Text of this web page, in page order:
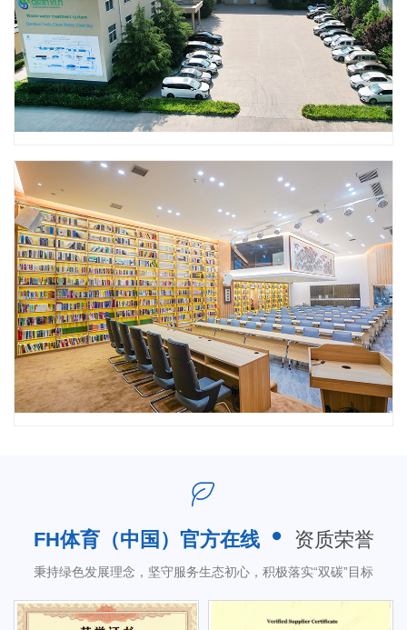
Qiankun Environmental Protection Joint Stock
Co., Ltd, is rooted in the Central Plains and
established in Xinxiang, bordering the Yellow River
to the south and the Taihang Mountains to the north.
Since its establishment, the company has been
committed to environmental governance and
ecological restoration with the aim of green
operations. Adhering to the philosophy of
"contributing to human environment and low-carbon
economy" and staying true to the original intention
of "serving ecological and environmental
protection," the company actively shoulders the
mission of promoting and disseminating diversified
environmental protection technologies nationwide
and even globally. Remembering General Secretary
company strives to contribute to the ecological and
environmental construction of countries and regions
has never forgotten to repay society. With a
FH体育（中国）官方在线 资质荣誉
秉持绿色发展理念，坚守服务生态初心，积极落实“双碳”目标